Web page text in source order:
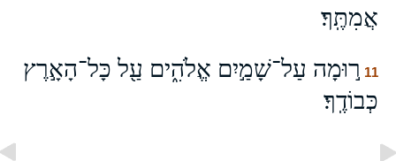
אֲמִתֶּֽךָ׃
11 ר֣וּמָה עַל־שָׁמַ֣יִם אֱלֹהִ֑ים עַ֖ל כָּל־הָאָ֣רֶץ
כְּבוֹדֶֽךָ׃